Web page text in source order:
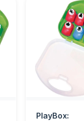
PlayBox: